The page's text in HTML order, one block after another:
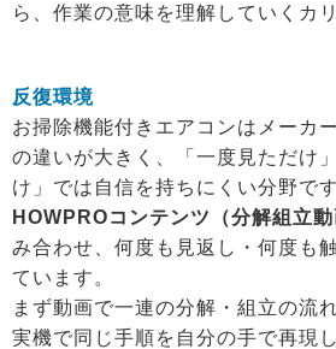
ら、作業の意味を理解していくカ
反復環境
お掃除機能付きエアコンはメーカ
の違いが大きく、「一度見ただけ
け」では自信を持ちにくい分野で
HOWPROコンテンツ（分解組立
み合わせ、何度も見返し・何度も
ています。
まず動画で一連の分解・組立の流
実機で同じ手順を自分の手で再現